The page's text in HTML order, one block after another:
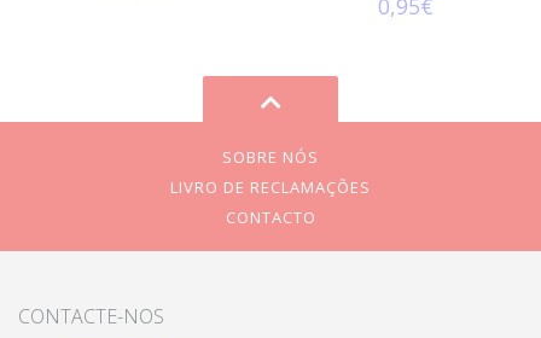
0,95€
SOBRE NÓS
LIVRO DE RECLAMAÇÕES
CONTACTO
CONTACTE-NOS